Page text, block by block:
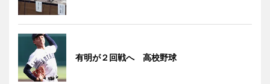
有明が２回戦へ 高校野球